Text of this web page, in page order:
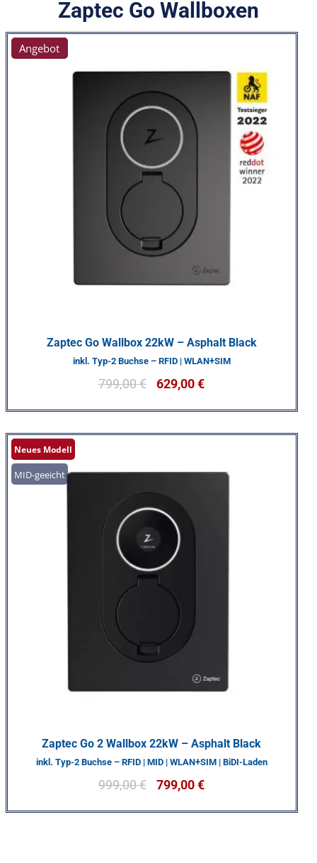
Zaptec Go Wallboxen
Angebot
Zaptec Go Wallbox 22kW – Asphalt Black
inkl. Typ-2 Buchse – RFID | WLAN+SIM
799,00€ 629,00€
Angebot
MID-geeicht
Neues Modell
Zaptec Go 2 Wallbox 22kW – Asphalt Black
inkl. Typ-2 Buchse – RFID | MID | WLAN+SIM | BiDI-Laden
999,00€ 799,00€